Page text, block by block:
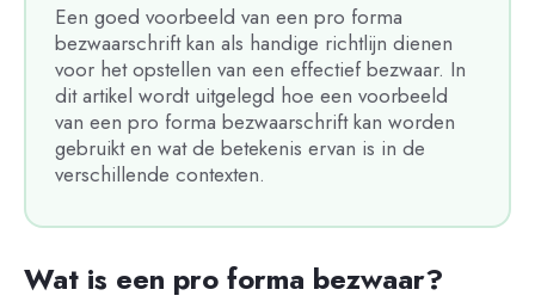
Een goed voorbeeld van een pro forma
bezwaarschrift kan als handige richtlijn dienen
voor het opstellen van een effectief bezwaar. In
dit artikel wordt uitgelegd hoe een voorbeeld
van een pro forma bezwaarschrift kan worden
gebruikt en wat de betekenis ervan is in de
verschillende contexten.
Wat is een pro forma bezwaar?